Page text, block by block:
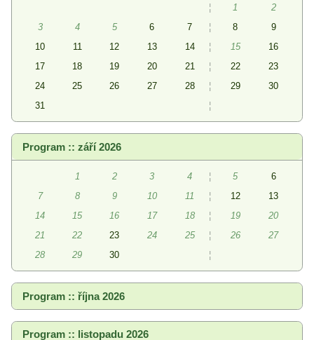
¦ 1
2
3
4 5 6 7 ¦ 8
9
10
11 12 13 14 ¦ 15
16
17
18 19 20 21 ¦ 22
23
24
25 26 27 28 ¦ 29
30
31
¦
Program :: září 2026
1 2 3 4 ¦ 5
6
7
8 9 10 11 ¦ 12
13
14
15 16 17 18 ¦ 19
20
21
22 23 24 25 ¦ 26
27
28
29 30 ¦
Program :: října 2026
Program :: listopadu 2026